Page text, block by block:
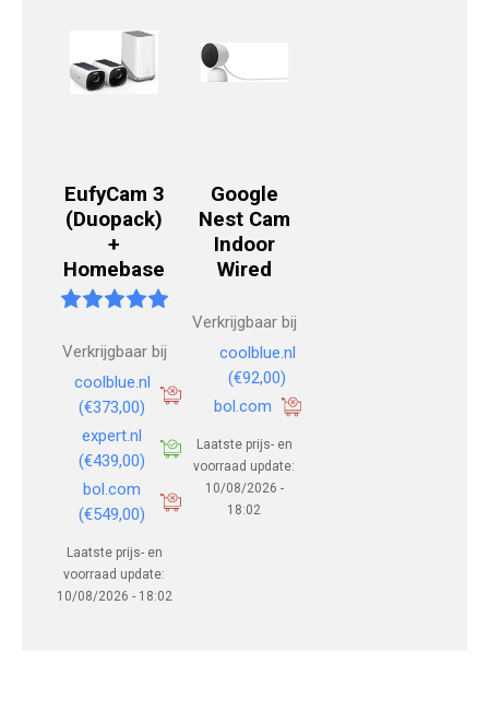
EufyCam 3
(Duopack)
+
Homebase
Verkrijgbaar bij
coolblue.nl
(€373,00)
expert.nl
(€439,00)
bol.com
(€549,00)
Laatste prijs- en
voorraad update:
10/08/2026 - 18:02
Google
Nest Cam
Indoor
Wired
Verkrijgbaar bij
coolblue.nl
(€92,00)
bol.com
Laatste prijs- en
voorraad update:
10/08/2026 -
18:02